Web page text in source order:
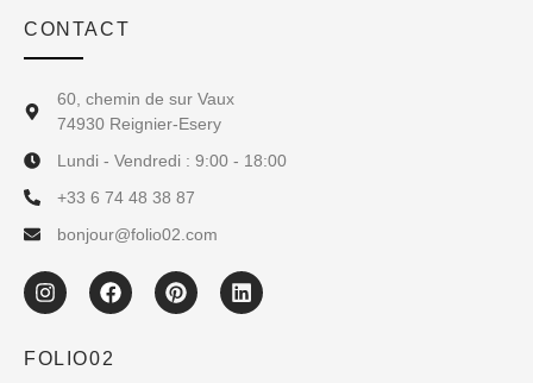
CONTACT
60, chemin de sur Vaux
74930 Reignier-Esery
Lundi - Vendredi : 9:00 - 18:00
+33 6 74 48 38 87
bonjour@folio02.com
FOLIO02